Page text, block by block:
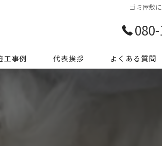
ゴミ屋敷
工事例 代表挨拶 よくある質問